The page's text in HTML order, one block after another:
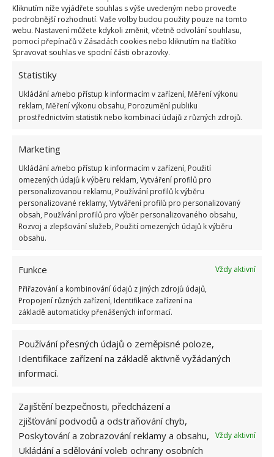
Kliknutím níže vyjádřete souhlas s výše uvedeným nebo proveďte
podrobnější rozhodnutí. Vaše volby budou použity pouze na tomto
webu. Nastavení můžete kdykoli změnit, včetně odvolání souhlasu,
pomocí přepínačů v Zásadách cookies nebo kliknutím na tlačítko
Spravovat souhlas ve spodní části obrazovky.
Statistiky
Ukládání a/nebo přístup k informacím v zařízení, Měření výkonu
reklam, Měření výkonu obsahu, Porozumění publiku
prostřednictvím statistik nebo kombinací údajů z různých zdrojů.
Marketing
Ukládání a/nebo přístup k informacím v zařízení, Použití
omezených údajů k výběru reklam, Vytváření profilů pro
personalizovanou reklamu, Používání profilů k výběru
personalizované reklamy, Vytváření profilů pro personalizovaný
obsah, Používání profilů pro výběr personalizovaného obsahu,
Rozvoj a zlepšování služeb, Použití omezených údajů k výběru
obsahu.
Funkce
Vždy aktivní
Přiřazování a kombinování údajů z jiných zdrojů údajů,
Propojení různých zařízení, Identifikace zařízení na
základě automaticky přenášených informací.
Používání přesných údajů o zeměpisné poloze,
Identifikace zařízení na základě aktivně vyžádaných
informací.
Zajištění bezpečnosti, předcházení a
zjišťování podvodů a odstraňování chyb,
Poskytování a zobrazování reklamy a obsahu,
Ukládání a sdělování voleb ochrany osobních
Vždy aktivní
Parapety
Dalším místem, které je dobré jednou za část přejít
vysavačem jsou parapety. Mimo prachu se na nich
hromadněusazují také mrtvé mouchy a jiné
drobné hmyzí osazenstvo, což působí lehce
na nich drží také uschlá hlína, v případě že na máte
parapetu květiny, které občas zlehka přelijete.
Klávesnice
Největším ložiskem bakterií a podobných potvůrek
není záchod, nýbrž obyčejnákancelářská
klávesnice nebo klávesnice od nooteboku a
důležité i pokud dbáte na osobní hygienu a zdraví.
Vysát byste ji proto měli každý týden a jednou za čas
také jemně vydezinfikovat.